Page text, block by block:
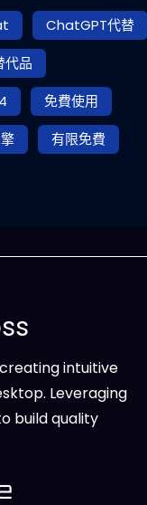
ChatGPT代替
品
免費使用
有限免費
intuitive
Leveraging
build quality